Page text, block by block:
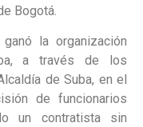
Bogotá.
la organización
a través de los
de Suba, en el
de funcionarios
un contratista sin